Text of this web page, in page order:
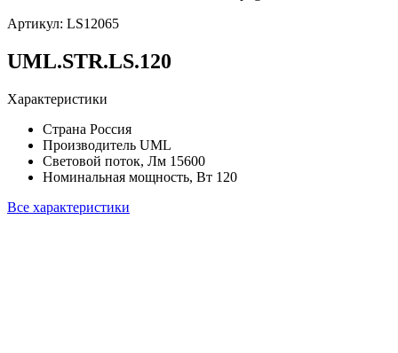
Артикул: LS12065
UML.STR.LS.120
Характеристики
Страна Россия
Производитель UML
Световой поток, Лм 15600
Номинальная мощность, Вт 120
Все характеристики